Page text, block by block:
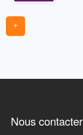
+
Nous contacter